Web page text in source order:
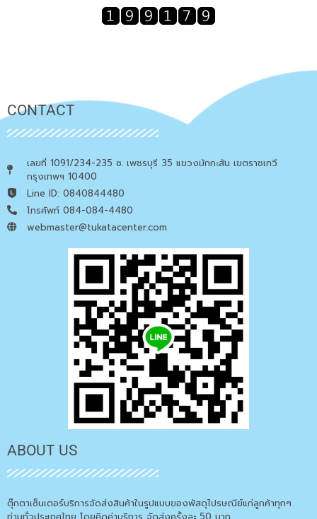
CONTACT
เลขที่ 1091/234-235 ซ. เพชรบุรี 35 แขวงมักกะสัน เขตราชเทวี
กรุงเทพฯ 10400
Line ID: 0840844480
โทรศัพท์ 084-084-4480
webmaster@tukatacenter.com
ABOUT US
ตุ๊กตาเซ็นเตอร์บริการจัดส่งสินค้าในรูปแบบของพัสดุไปรษณีย์แก่ลูกค้าทุกๆ